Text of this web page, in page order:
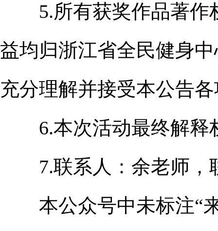
5.所有获奖作品著作
益均归浙江省全民健身
充分理解并接受本公告
6.本次活动最终解释
7.联系人：余老师，联
本公众号中未标注“来